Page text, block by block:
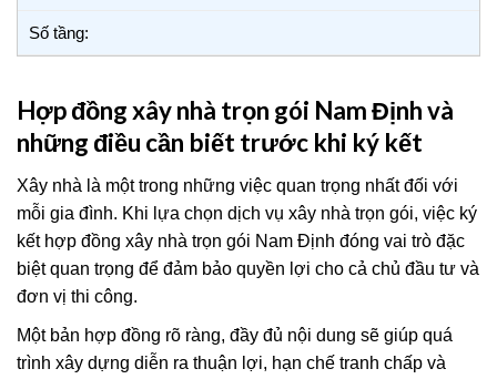
Số tầng:
Hợp đồng xây nhà trọn gói Nam Định và
những điều cần biết trước khi ký kết
Xây nhà là một trong những việc quan trọng nhất đối với
mỗi gia đình. Khi lựa chọn dịch vụ xây nhà trọn gói, việc ký
kết hợp đồng xây nhà trọn gói Nam Định đóng vai trò đặc
biệt quan trọng để đảm bảo quyền lợi cho cả chủ đầu tư và
đơn vị thi công.
Một bản hợp đồng rõ ràng, đầy đủ nội dung sẽ giúp quá
trình xây dựng diễn ra thuận lợi, hạn chế tranh chấp và